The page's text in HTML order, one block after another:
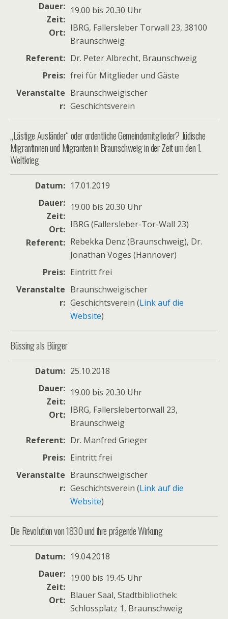
Dauer
Zeit
19.00 bis 20.30 Uhr
Ort
IBRG, Fallersleber Torwall 23, 38100
Braunschweig
Referent
Dr. Peter Albrecht, Braunschweig
Preis
frei für Mitglieder und Gäste
Veranstalte
r
Braunschweigischer
Geschichtsverein
„Lästige Ausländer“ oder ordentliche Gemeindemitglieder? Jüdische
Migrantinnen und Migranten in Braunschweig in der Zeit um den 1.
Weltkrieg
Datum
17.01.2019
Dauer
Zeit
19.00 bis 20.30 Uhr
Ort
IBRG (Fallersleber-Tor-Wall 23)
Referent
Rebekka Denz (Braunschweig), Dr.
Jonathan Voges (Hannover)
Preis
Eintritt frei
Veranstalte
r
Braunschweigischer
Geschichtsverein (Link auf die
Website)
Büssing als Bürger
Datum
25.10.2018
Dauer
Zeit
19.00 bis 20.30 Uhr
Ort
IBRG, Fallerslebertorwall 23,
Braunschweig
Referent
Dr. Manfred Grieger
Preis
Eintritt frei
Veranstalte
r
Braunschweigischer
Geschichtsverein (Link auf die
Website)
Die Revolution von 1830 und ihre prägende Wirkung
Datum
19.04.2018
Dauer
Zeit
19.00 bis 19.45 Uhr
Ort
Blauer Saal, Stadtbibliothek:
Schlossplatz 1, Braunschweig